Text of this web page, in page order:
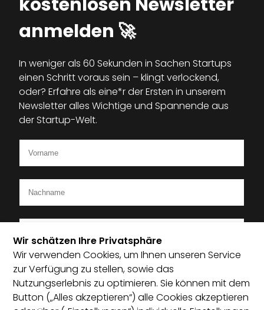
anmelden 🚀
In weniger als 60 Sekunden in Sachen Startups
einen Schritt voraus sein – klingt verlockend,
oder? Erfahre als eine*r der Ersten in unserem
Newsletter alles Wichtige und Spannende aus
der Startup-Welt.
Ich bin Mitglied im Startup-Verband
Ich habe die Datenschutzerklärung zur Kenntnis
genommen und bin damit einverstanden, dass die von
Wir schätzen Ihre Privatsphäre
Wir verwenden Cookies, um Ihnen unseren Service
zur Verfügung zu stellen, sowie das
Nutzungserlebnis zu optimieren. Sie können mit dem
Button („Alles akzeptieren“) alle Cookies akzeptieren